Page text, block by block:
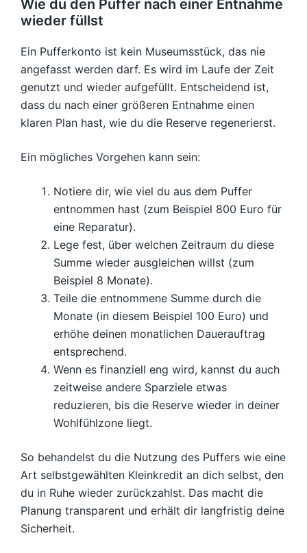
Wie du den Puffer nach einer Entnahme
wieder füllst
Ein Pufferkonto ist kein Museumsstück, das nie
angefasst werden darf. Es wird im Laufe der Zeit
genutzt und wieder aufgefüllt. Entscheidend ist,
dass du nach einer größeren Entnahme einen
klaren Plan hast, wie du die Reserve regenerierst.
Ein mögliches Vorgehen kann sein:
Notiere dir, wie viel du aus dem Puffer
entnommen hast (zum Beispiel 800 Euro für
eine Reparatur).
Lege fest, über welchen Zeitraum du diese
Summe wieder ausgleichen willst (zum
Beispiel 8 Monate).
Teile die entnommene Summe durch die
Monate (in diesem Beispiel 100 Euro) und
erhöhe deinen monatlichen Dauerauftrag
entsprechend.
Wenn es finanziell eng wird, kannst du auch
zeitweise andere Sparziele etwas
reduzieren, bis die Reserve wieder in deiner
Wohlfühlzone liegt.
So behandelst du die Nutzung des Puffers wie eine
Art selbstgewählten Kleinkredit an dich selbst, den
du in Ruhe wieder zurückzahlst. Das macht die
Planung transparent und erhält dir langfristig deine
Sicherheit.